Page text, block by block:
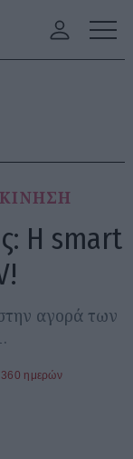
H smart
αγορά των
360 ημερών